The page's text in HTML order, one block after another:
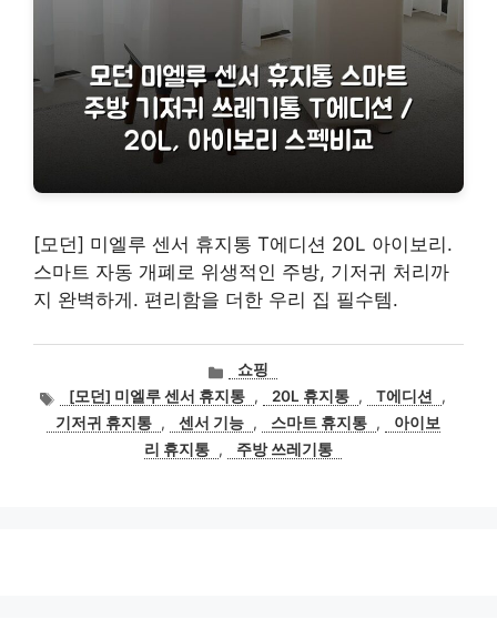
[모던] 미엘루 센서 휴지통 T에디션 20L 아이보리.
스마트 자동 개폐로 위생적인 주방, 기저귀 처리까
지 완벽하게. 편리함을 더한 우리 집 필수템.
카
테
고
리
쇼핑
태
그
[모던] 미엘루 센서 휴지통 , 20L 휴지통 , T에디션
,
기저귀 휴지통 , 센서 기능 , 스마트 휴지통 ,
아이보
리 휴지통 , 주방 쓰레기통